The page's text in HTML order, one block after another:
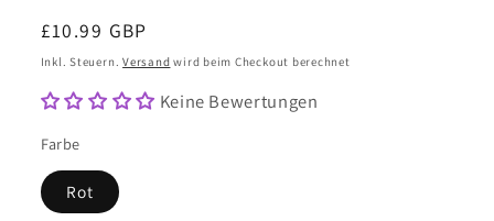
Normaler
Preis
£10.99 GBP
Inkl. Steuern.Versand wird beim Checkout berechnet
Keine Bewertungen
Farbe
Rot